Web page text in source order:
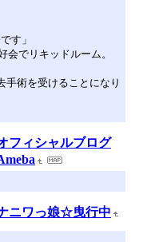
す」
会でリキッドルーム。
手術を受けることになり
フィシャルブログ
ニワっ娘☆曳行中